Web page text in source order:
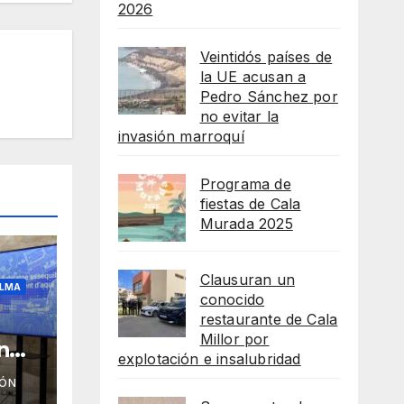
2026
Veintidós países de
la UE acusan a
Pedro Sánchez por
no evitar la
invasión marroquí
Programa de
fiestas de Cala
Murada 2025
Clausuran un
conocido
restaurante de Cala
Millor por
explotación e insalubridad